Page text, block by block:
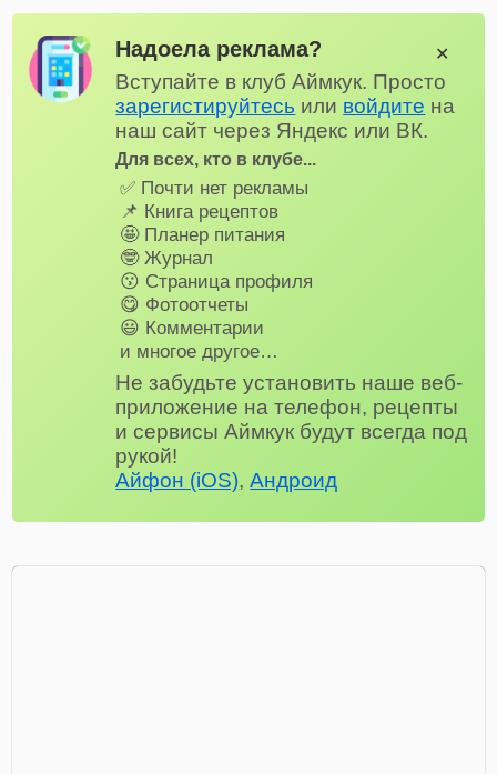
Надоела реклама?
Вступайте в клуб Аймкук. Просто
зарегистируйтесь или войдите на
наш сайт через Яндекс или ВК.
Для всех, кто в клубе...
✅ Почти нет рекламы
📌 Книга рецептов
🤩 Планер питания
🤓 Журнал
😗 Страница профиля
😋 Фотоотчеты
😃 Комментарии
и многое другое…
Не забудьте установить наше веб-
приложение на телефон, рецепты
и сервисы Аймкук будут всегда под
рукой!
Айфон (iOS),Андроид
✕